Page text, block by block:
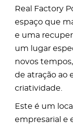
Real Factory
espaço que
e uma
um lugar
novos
de atração ao
criatividade.
Este é um
empresarial e